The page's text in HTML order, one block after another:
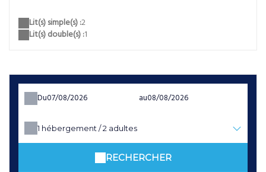
Lit(s) simple(s) :2
Lit(s) double(s) :1
Du au
1 hébergement /2 adultes
RECHERCHER